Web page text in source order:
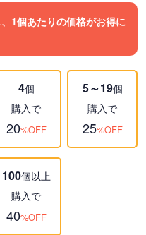
1個あたりの価格がお得に
4個
購入で
20%OFF
5～19個
購入で
25%OFF
100個以上
購入で
40%OFF